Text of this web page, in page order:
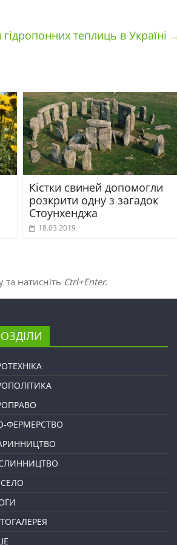
теплиць в Україні
Кістки свиней допомогли
розкрити одну з загадок
Стоунхенджа
18.03.2019
натисніть Ctrl+Enter.
ФЕРМЕРСТВО